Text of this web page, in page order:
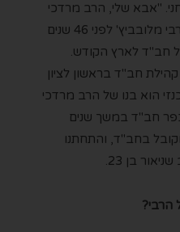
"אבא שלי, הרב מרדכי
צבי דוברבסקי, נשלח על ידי הרבי מלובביץ' לפני 46 שנים
חב"ד לארץ הקודש.
חב"ד בראשון לציון
הוא בנו של הרב מרדכי
חב"ד במשך שנים
בחב"ד, והתחתנו
הרבי?